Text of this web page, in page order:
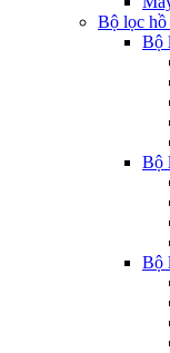
Bộ lọc hồ
Bộ
Bộ
Bộ